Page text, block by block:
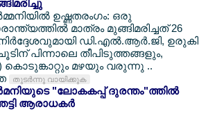
ഉഷ്ണതരംഗം: ഒരു
മാത്രം മുങ്ങിമരിച്ചത് 26
ഡി.എല്‍.ആര്‍.ജി, ഉരുകി
പിന്നാലെ തീപിടുത്തങ്ങളും,
മഴയും വരുന്നു ..
തുടര്‍ന്നു വായിക്കുക
"ലോകകപ്പ് ദുരന്തം"ത്തില്‍
ആരാധകര്‍